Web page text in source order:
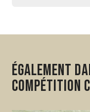
Également
Compétition